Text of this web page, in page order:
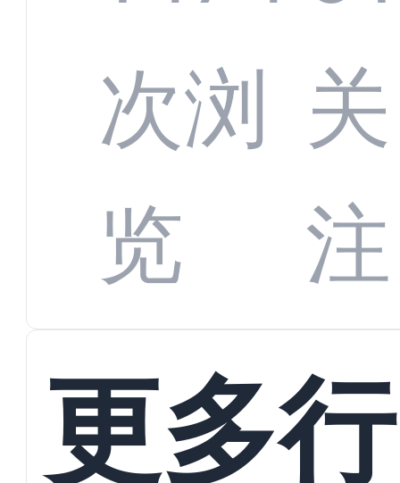
增长与
数字化
蜕变
全渠道
数据对
接
次浏
览
关
注
更多行